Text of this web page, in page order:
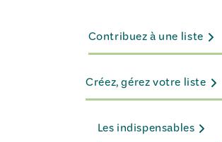
Contribuez à une liste
Créez, gérez votre liste
Les indispensables